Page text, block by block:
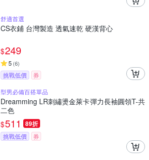
舒適首選
CS衣鋪 台灣製造 透氣速乾 硬漢背心
$249
5 (6)
挑戰低價
券
型男必備百搭單品
Dreamming LR刺繡燙金萊卡彈力長袖圓領T-共
二色
$511 89折
挑戰低價 券